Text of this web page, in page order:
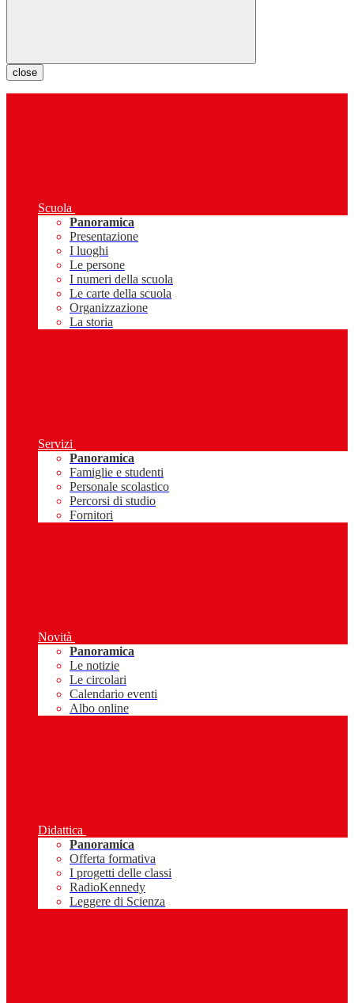
close
Scuola
Panoramica
Presentazione
I luoghi
Le persone
I numeri della scuola
Le carte della scuola
Organizzazione
La storia
Servizi
Panoramica
Famiglie e studenti
Personale scolastico
Percorsi di studio
Fornitori
Novità
Panoramica
Le notizie
Le circolari
Calendario eventi
Albo online
Didattica
Panoramica
Offerta formativa
I progetti delle classi
RadioKennedy
Leggere di Scienza